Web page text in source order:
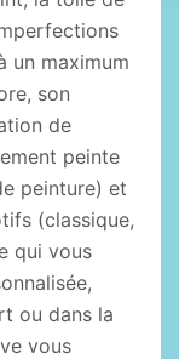
un maximum
son
de
peinte
peinture) et
(classique,
qui vous
ou dans la
vous